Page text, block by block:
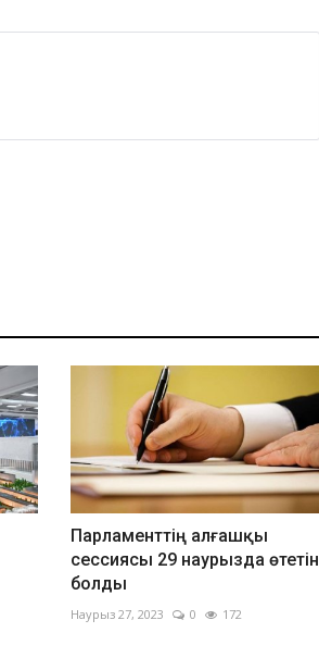
Парламенттің алғашқы
сессиясы 29 наурызда өтетін
болды
Наурыз 27, 2023 0 172